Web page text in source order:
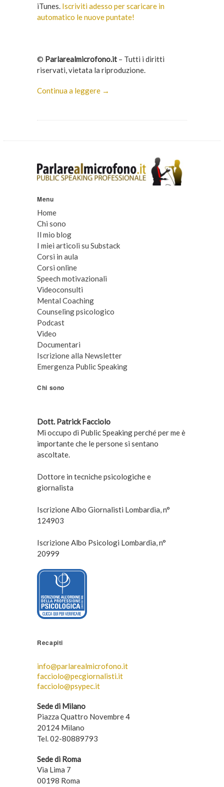
iTunes. Iscriviti adesso per scaricare in
automatico le nuove puntate!
© Parlarealmicrofono.it– Tutti i diritti
riservati, vietata la riproduzione.
Continua a leggere →
Menu
Home
Chi sono
Il mio blog
I miei articoli su Substack
Corsi in aula
Corsi online
Speech motivazionali
Videoconsulti
Mental Coaching
Counseling psicologico
Podcast
Video
Documentari
Iscrizione alla Newsletter
Emergenza Public Speaking
Chi sono
Dott. Patrick Facciolo
Mi occupo di Public Speaking perché per me è
importante che le persone si sentano
ascoltate.
Dottore in tecniche psicologiche e
giornalista
Iscrizione Albo Giornalisti Lombardia, n°
124903
Iscrizione Albo Psicologi Lombardia, n°
20999
Recapiti
info@parlarealmicrofono.it
facciolo@pecgiornalisti.it
facciolo@psypec.it
Sede di Milano
Piazza Quattro Novembre 4
20124 Milano
Tel. 02-80889793
Sede di Roma
Via Lima 7
00198 Roma